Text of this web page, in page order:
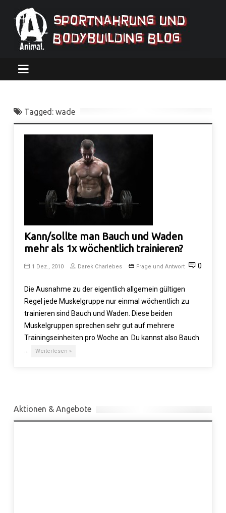
Tagged: wade
Kann/sollte man Bauch und Waden
mehr als 1x wöchentlich trainieren?
1 Dez., 2010 Darek Charlebes Frage und Antwort 0
Die Ausnahme zu der eigentlich allgemein gültigen
Regel jede Muskelgruppe nur einmal wöchentlich zu
trainieren sind Bauch und Waden. Diese beiden
Muskelgruppen sprechen sehr gut auf mehrere
Trainingseinheiten pro Woche an. Du kannst also Bauch
Weiterlesen »
Aktionen & Angebote